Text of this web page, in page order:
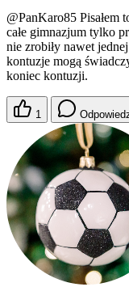
@PanKaro85 Pisałem
całe gimnazjum tylko
nie zrobiły nawet
kontuzje mogą
koniec kontuzji.
1